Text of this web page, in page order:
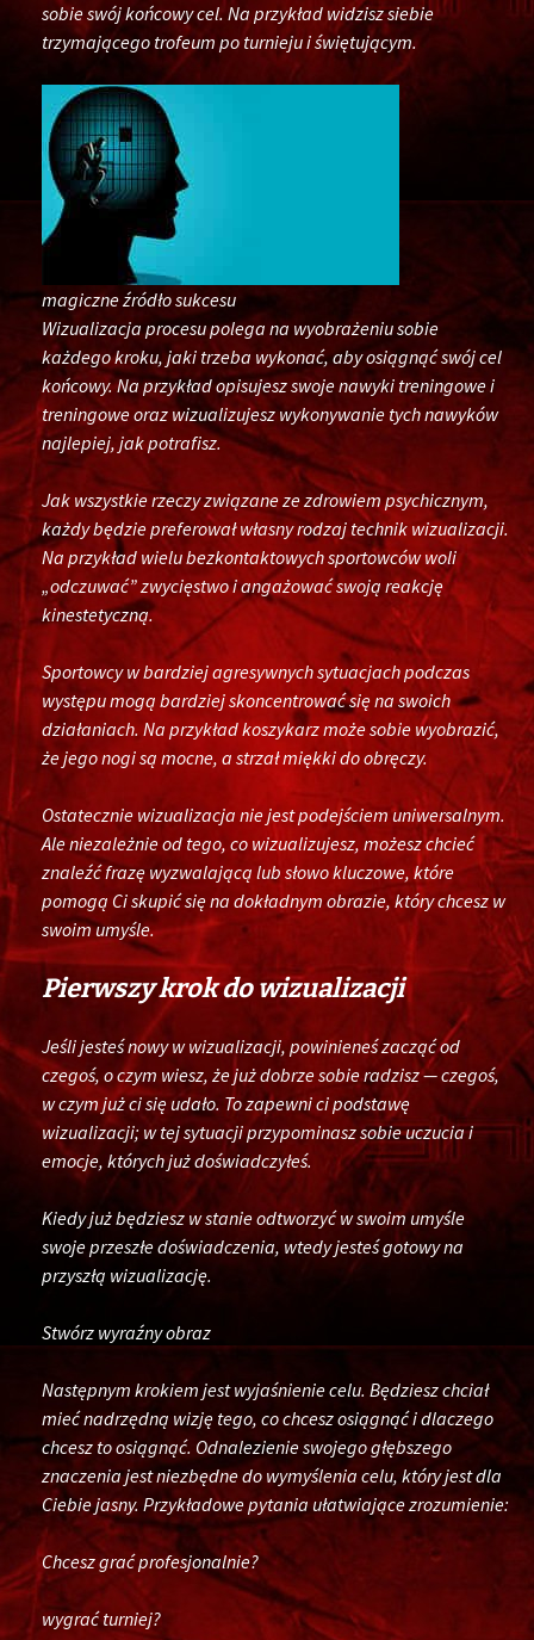
sobie swój końcowy cel. Na przykład widzisz siebie
trzymającego trofeum po turnieju i świętującym.
magiczne źródło sukcesu
Wizualizacja procesu polega na wyobrażeniu sobie
każdego kroku, jaki trzeba wykonać, aby osiągnąć swój cel
końcowy. Na przykład opisujesz swoje nawyki treningowe i
treningowe oraz wizualizujesz wykonywanie tych nawyków
najlepiej, jak potrafisz.
Jak wszystkie rzeczy związane ze zdrowiem psychicznym,
każdy będzie preferował własny rodzaj technik wizualizacji.
Na przykład wielu bezkontaktowych sportowców woli
„odczuwać” zwycięstwo i angażować swoją reakcję
kinestetyczną.
Sportowcy w bardziej agresywnych sytuacjach podczas
występu mogą bardziej skoncentrować się na swoich
działaniach. Na przykład koszykarz może sobie wyobrazić,
że jego nogi są mocne, a strzał miękki do obręczy.
Ostatecznie wizualizacja nie jest podejściem uniwersalnym.
Ale niezależnie od tego, co wizualizujesz, możesz chcieć
znaleźć frazę wyzwalającą lub słowo kluczowe, które
pomogą Ci skupić się na dokładnym obrazie, który chcesz w
swoim umyśle.
Pierwszy krok do wizualizacji
Jeśli jesteś nowy w wizualizacji, powinieneś zacząć od
czegoś, o czym wiesz, że już dobrze sobie radzisz — czegoś,
w czym już ci się udało. To zapewni ci podstawę
wizualizacji; w tej sytuacji przypominasz sobie uczucia i
emocje, których już doświadczyłeś.
Kiedy już będziesz w stanie odtworzyć w swoim umyśle
swoje przeszłe doświadczenia, wtedy jesteś gotowy na
przyszłą wizualizację.
Stwórz wyraźny obraz
Następnym krokiem jest wyjaśnienie celu. Będziesz chciał
mieć nadrzędną wizję tego, co chcesz osiągnąć i dlaczego
chcesz to osiągnąć. Odnalezienie swojego głębszego
znaczenia jest niezbędne do wymyślenia celu, który jest dla
Ciebie jasny. Przykładowe pytania ułatwiające zrozumienie:
Chcesz grać profesjonalnie?
wygrać turniej?